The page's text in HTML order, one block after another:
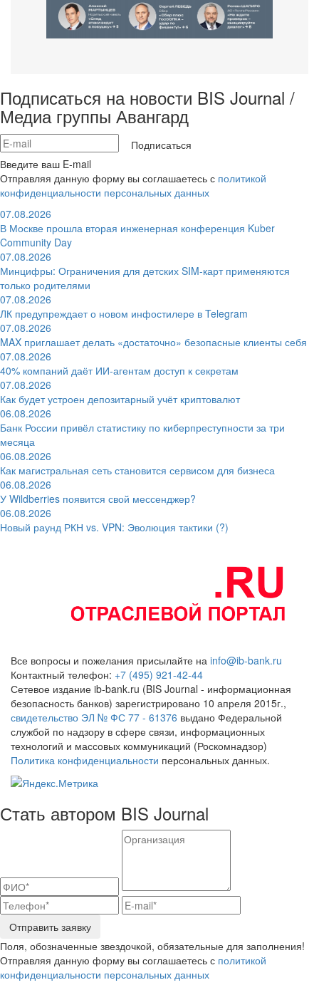
Подписаться на новости BIS Journal /
Медиа группы Авангард
Подписаться
Введите ваш E-mail
Отправляя данную форму вы соглашаетесь с политикой
конфиденциальности персональных данных
07.08.2026
В Москве прошла вторая инженерная конференция Kuber
Community Day
07.08.2026
Минцифры: Ограничения для детских SIM-карт применяются
только родителями
07.08.2026
ЛК предупреждает о новом инфостилере в Telegram
07.08.2026
MAX приглашает делать «достаточно» безопасные клиенты себя
07.08.2026
40% компаний даёт ИИ‑агентам доступ к секретам
07.08.2026
Как будет устроен депозитарный учёт криптовалют
06.08.2026
Банк России привёл статистику по киберпреступности за три
месяца
06.08.2026
Как магистральная сеть становится сервисом для бизнеса
06.08.2026
У Wildberries появится свой мессенджер?
06.08.2026
Новый раунд РКН vs. VPN: Эволюция тактики (?)
Все вопросы и пожелания присылайте на info@ib-bank.ru
Контактный телефон: +7 (495) 921-42-44
Сетевое издание ib-bank.ru (BIS Journal - информационная
безопасность банков) зарегистрировано 10 апреля 2015г.,
свидетельство ЭЛ № ФС 77 - 61376 выдано Федеральной
службой по надзору в сфере связи, информационных
технологий и массовых коммуникаций (Роскомнадзор)
Политика конфиденциальности персональных данных.
Стать автором BIS Journal
Отправить заявку
Поля, обозначенные звездочкой, обязательные для заполнения!
Отправляя данную форму вы соглашаетесь с политикой
конфиденциальности персональных данных